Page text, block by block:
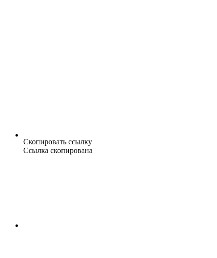
Скопировать ссылку
Ссылка скопирована